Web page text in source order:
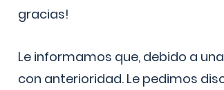
gracias!
Le informamos que, debido a
con anterioridad. Le pedimos